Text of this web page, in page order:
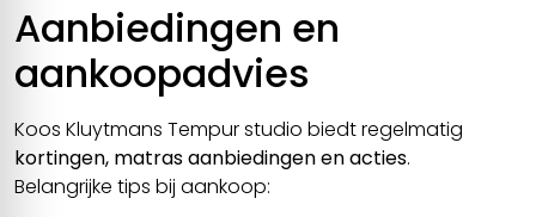
Aanbiedingen en
aankoopadvies
Koos Kluytmans Tempur studio biedt regelmatig
kortingen, matras aanbiedingen en acties.
Belangrijke tips bij aankoop: